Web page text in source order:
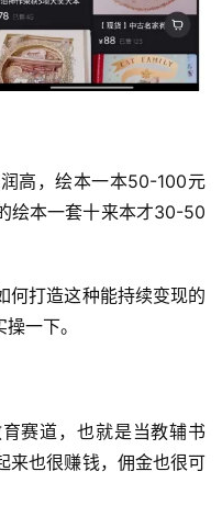
高，绘本一本50-100元
绘本一套十来本才30-50
何打造这种能持续变现的
一下。
赛道，也就是当教辅书
来也很赚钱，佣金也很可